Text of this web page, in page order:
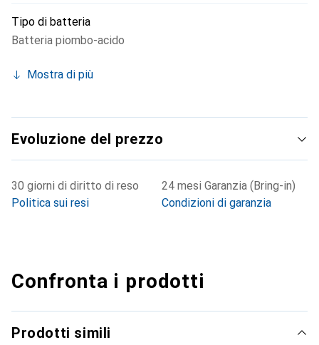
Tipo di batteria
Batteria piombo-acido
Mostra di più
Evoluzione del prezzo
30 giorni di diritto di reso
Politica sui resi
24 mesi Garanzia (Bring-in)
Condizioni di garanzia
Confronta i prodotti
Prodotti simili